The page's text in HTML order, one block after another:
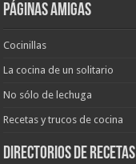
Páginas amigas
Cocinillas
La cocina de un solitario
No sólo de lechuga
Recetas y trucos de cocina
Directorios de recetas